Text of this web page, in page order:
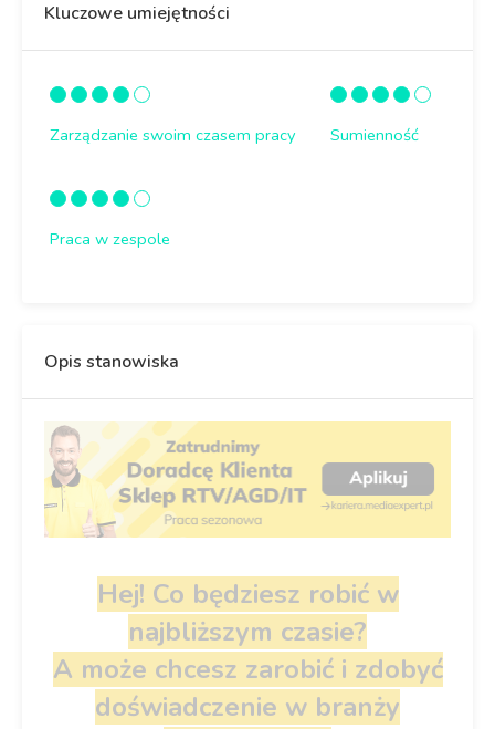
Kluczowe umiejętności
Zarządzanie swoim czasem pracy Sumienność
Praca w zespole
Opis stanowiska
Hej! Co będziesz robić w
najbliższym czasie?
A może chcesz zarobić i zdobyć
doświadczenie w branży